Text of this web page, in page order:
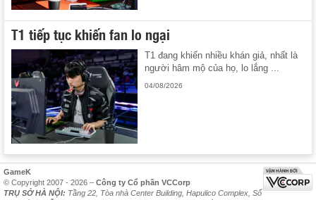
T1 tiếp tục khiến fan lo ngại
T1 đang khiến nhiều khán giả, nhất là
người hâm mộ của họ, lo lắng ...
04/08/2026
GameK
© Copyright 2007 - 2026 – Công ty Cổ phần VCCorp
TRỤ SỞ HÀ NỘI: Tầng 22, Tòa nhà Center Building, Hapulico Complex, Số